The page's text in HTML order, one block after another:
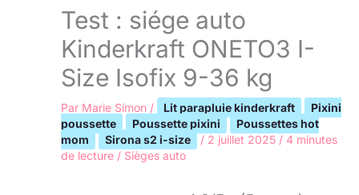
Test : siége auto
Kinderkraft ONETO3 I-
Size Isofix 9-36 kg
Par Marie Simon / Lit parapluie kinderkraft
Pixini
poussette
Poussette pixini
Poussettes hot
mom
Sirona s2 i-size / 2 juillet 2025 / 4 minutes
de lecture / Sièges auto